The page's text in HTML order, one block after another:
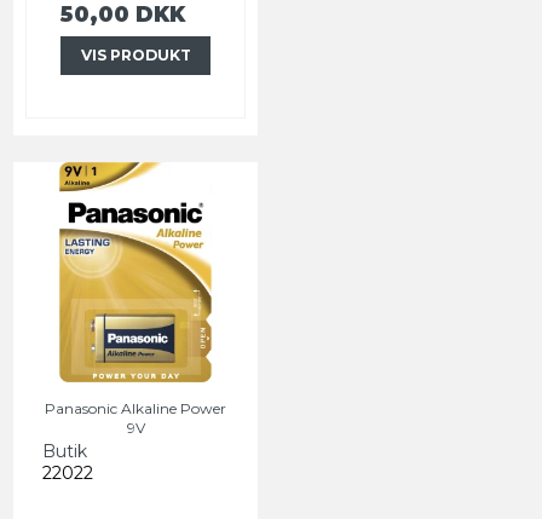
50,00 DKK
VIS PRODUKT
Panasonic Alkaline Power
9V
Butik
22022